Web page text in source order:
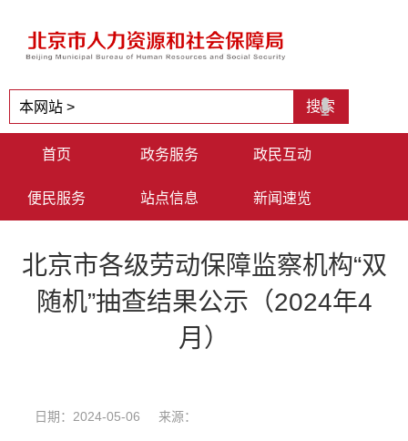
首页 政务服务 政民互动
便民服务 站点信息 新闻速览
北京市各级劳动保障监察机构“双
随机”抽查结果公示（2024年4
月）
日期：2024-05-06 来源：